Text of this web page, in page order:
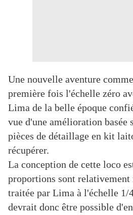
Une nouvelle aventure
première fois l'échelle zéro
Lima de la belle époque
vue d'une amélioration basée
pièces de détaillage en kit
récupérer.
La conception de cette loco
proportions sont relativement
traitée par Lima à l'échelle 1/
devrait donc être possible